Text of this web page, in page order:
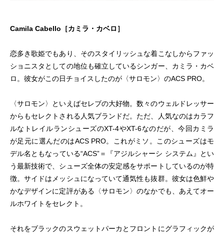
Camila Cabello［カミラ・カベロ］
恋多き歌姫でもあり、そのスタイリッシュな着こなしからファッ
ショニスタとしての地位も確立しているシンガー、カミラ・カベ
ロ。彼女がこの日チョイスしたのが〈サロモン〉のACS PRO。
〈サロモン〉といえばセレブの大好物。数々のウェルドレッサー
からもセレクトされる人気ブランドだ。ただ、人気なのはカラフ
ルなトレイルランシューズのXT-4やXT-6なのだが、今回カミラ
が足元に選んだのはACS PRO。これがミソ。このシューズはモ
デル名ともなっている“ACS”＝『アジルシャーシ システム』とい
う最新技術で、シューズ全体の安定感をサポートしているのが特
徴。サイドはメッシュになっていて通気性も抜群。彼女は色鮮や
かなデザインに定評がある〈サロモン〉のなかでも、あえてオー
ルホワイトをセレクト。
それをブラックのスウェットパーカとフロントにグラフィックが